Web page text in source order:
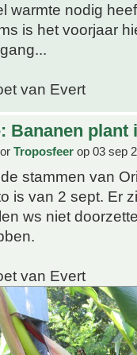
warmte nodig
is het voorjaar
van Evert
Bananen
Troposfeer op 03 sep
stammen van
is van 2 sept. Er
ws niet
van Evert